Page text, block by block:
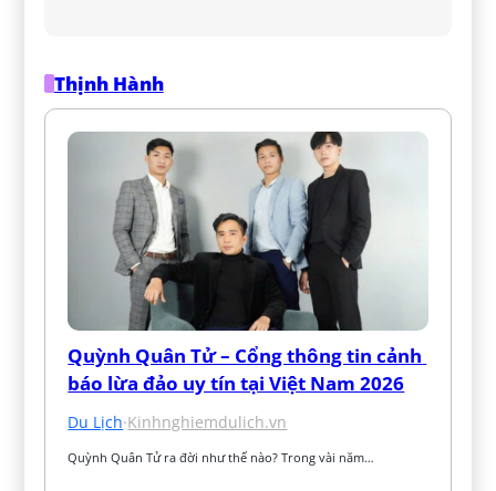
Thịnh Hành
Quỳnh Quân Tử – Cổng thông tin cảnh
báo lừa đảo uy tín tại Việt Nam 2026
Du Lịch·Kinhnghiemdulich.vn
Quỳnh Quân Tử ra đời như thế nào? Trong vài năm…